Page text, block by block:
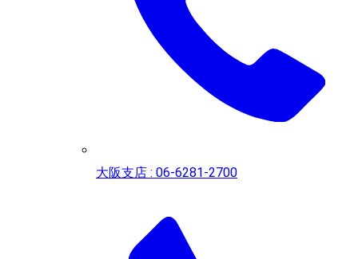
大阪支店 : 06-6281-2700